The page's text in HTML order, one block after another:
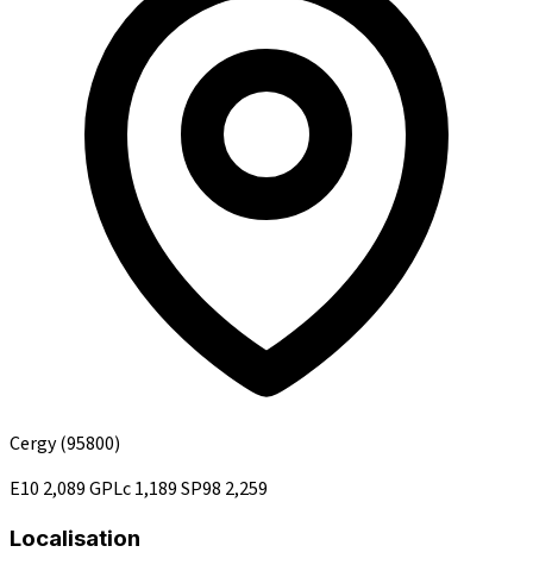
Cergy(95800)
E10 2,089GPLc1,189SP98 2,259
Localisation